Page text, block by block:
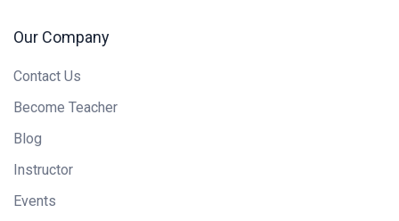
Our Company
Contact Us
Become Teacher
Blog
Instructor
Events